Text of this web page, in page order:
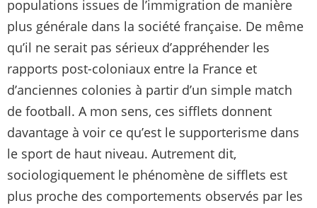
populations issues de l’immigration de manière
plus générale dans la société française. De même
qu’il ne serait pas sérieux d’appréhender les
rapports post-coloniaux entre la France et
d’anciennes colonies à partir d’un simple match
de football. A mon sens, ces sifflets donnent
davantage à voir ce qu’est le supporterisme dans
le sport de haut niveau. Autrement dit,
sociologiquement le phénomène de sifflets est
plus proche des comportements observés par les